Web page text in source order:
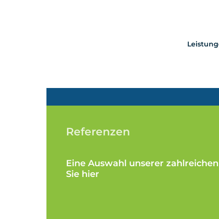
Referenzen
Eine Auswahl unserer
Sie hier